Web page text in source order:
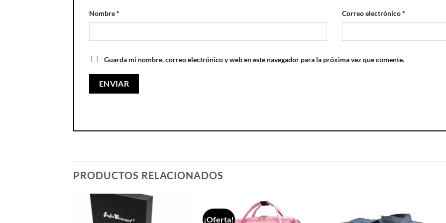
Nombre* Correo electrónico*
Guarda mi nombre, correo electrónico y web en este navegador para la próxima vez que comente.
PRODUCTOS RELACIONADOS
¡Oferta!